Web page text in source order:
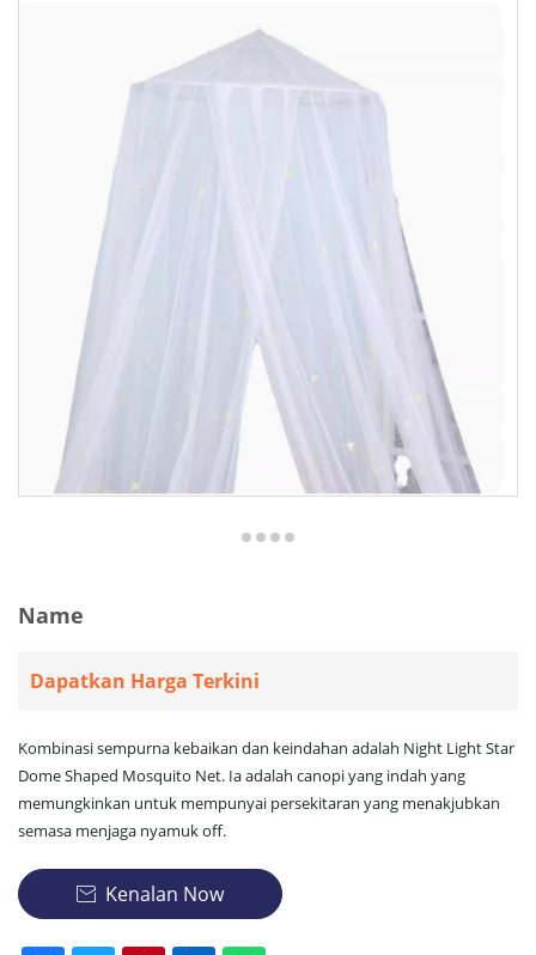
Name
Dapatkan Harga Terkini
Kombinasi sempurna kebaikan dan keindahan adalah Night Light Star
Dome Shaped Mosquito Net. Ia adalah canopi yang indah yang
memungkinkan untuk mempunyai persekitaran yang menakjubkan
semasa menjaga nyamuk off.
 Kenalan Now